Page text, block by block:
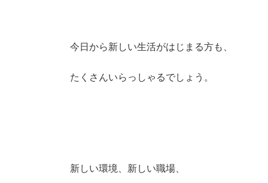
今日から新しい生活がはじまる方も、
たくさんいらっしゃるでしょう。
新しい環境、新しい職場、